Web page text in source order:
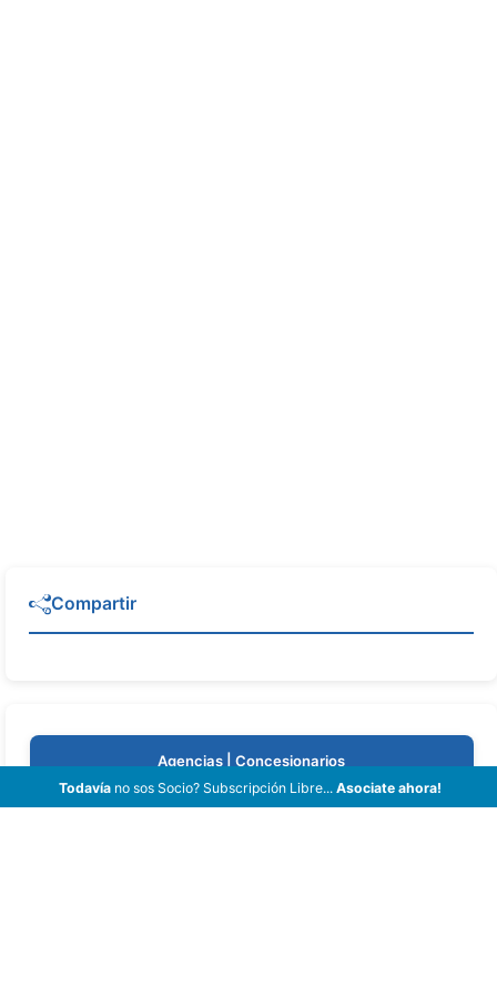
Compartir
Agencias | Concesionarios
Todavíano sos Socio? Subscripción Libre... Asociate ahora!